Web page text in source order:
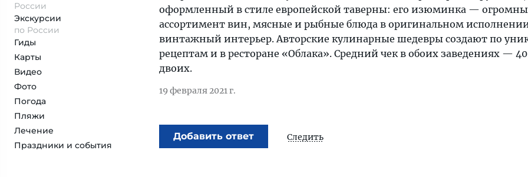
России
Экскурсии
по России
Гиды
Карты
Видео
Фото
Погода
Пляжи
Лечение
Праздники и события
оформленный в стиле европейской таверны: его изюминка —
ассортимент вин, мясные и рыбные блюда в оригинальном
винтажный интерьер. Авторские кулинарные шедевры создают по
рецептам и в ресторане «Облака». Средний чек в обоих заведениях —
двоих.
19 февраля 2021 г.
Добавить ответ Следить